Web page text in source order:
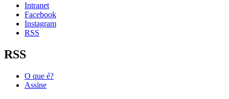
Intranet
Facebook
Instagram
RSS
RSS
O que é?
Assine